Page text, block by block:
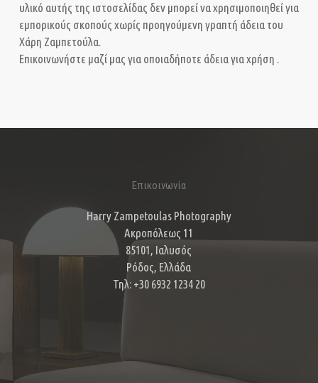
υλικό αυτής της ιστοσελίδας δεν μπορεί να χρησιμοποιηθεί για
εμπορικούς σκοπούς χωρίς προηγούμενη γραπτή άδεια του
Χάρη Ζαμπετούλα.
Επικοινωνήστε μαζί μας για οποιαδήποτε άδεια για χρήση .
Επικοινωνία
Harry Zampetoulas Photography
Ακροπόλεως 11
85101, Ιαλυσός
Ρόδος, Ελλάδα
Τηλ: +30 6932 1234 20